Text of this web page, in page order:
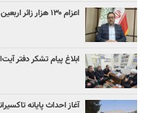
اعزام ۱۳۰ هزار زائر اربعین از پایانه‌های مسافربری شهر تهران
ابلاغ پیام تشکر دفتر
آغاز احداث پایانه